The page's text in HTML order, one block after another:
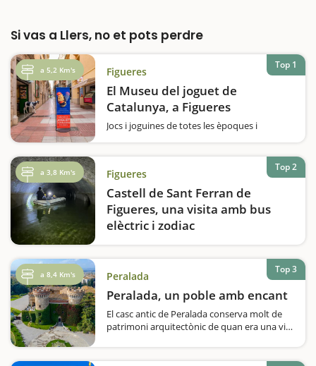
Si vas a Llers, no et pots perdre
a 5,2 Km's Figueres
El Museu del joguet de
Catalunya, a Figueres
Jocs i joguines de totes les èpoques i
museu, però segur que en aquest cas us hi
acompanyen encantats.…
Top 1
a 3,8 Km's Figueres
Castell de Sant Ferran de
Figueres, una visita amb bus
elèctric i zodiac
Una fortalesa gegantina, recorreguts amb
autobús elèctric, passadissos subterranis i
una navegació per les cisternes.La visita al
Castell de Sant Ferran de Figueres combina
història, patrimoni i aventura en una
experiència…
Top 2
a 8,4 Km's Peralada
Peralada, un poble amb encant
El casc antic de Peralada conserva molt de
patrimoni arquitectònic de quan era una vila
Top 3